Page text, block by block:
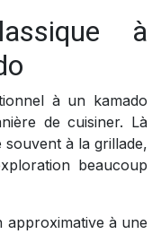
à
à un kamado
de cuisiner. Là
à la grillade,
beaucoup
approximative à une